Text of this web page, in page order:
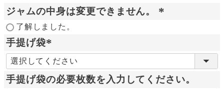
ジャムの中身は変更できません。
了解しました。
手提げ袋
(
必
須
手提げ袋の必要枚数を入力してください。